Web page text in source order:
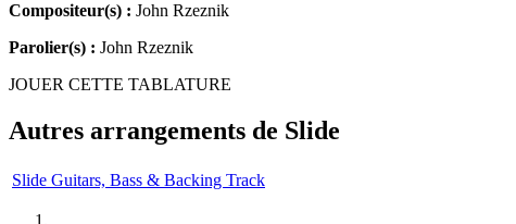
Compositeur(s) : John Rzeznik
Parolier(s) : John Rzeznik
JOUER CETTE TABLATURE
Autres arrangements de Slide
Slide Guitars, Bass & Backing Track